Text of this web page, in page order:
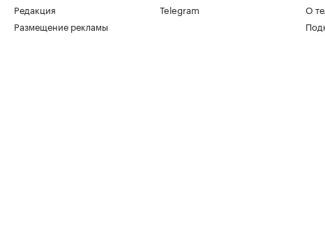
Редакция
Размещение рекламы
Telegram
О